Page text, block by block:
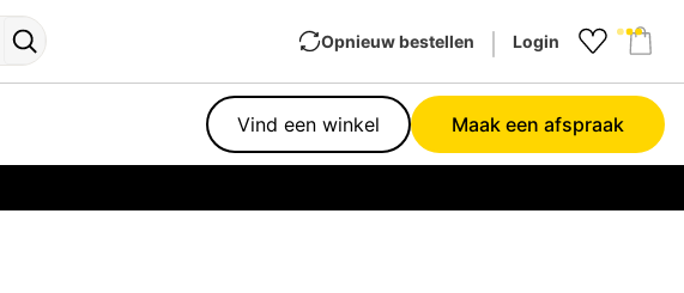
Zoekknop
Opnieuw bestellen Login
Vind een winkel Maak een afspraak